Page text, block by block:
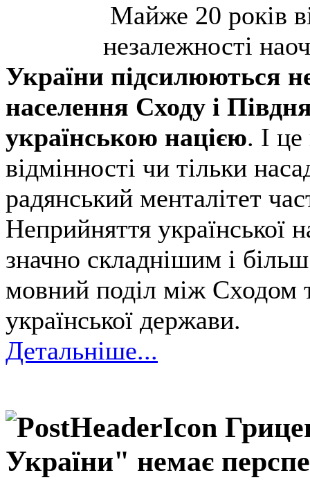
Майже 20 років
незалежності
України підсилюються
населення Сходу і
українською нацією. І
відмінності чи тільки
радянський менталітет
Неприйняття української
значно складнішим і
мовний поділ між Сходом
української держави.
Детальніше...
України" немає